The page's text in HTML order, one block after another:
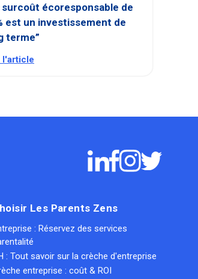
surcoût écoresponsable de
est un investissement de
terme”
l'article
Les Parents Zens
: Réservez des services
: Tout savoir sur la crèche d'entreprise
entreprise : coût & ROI